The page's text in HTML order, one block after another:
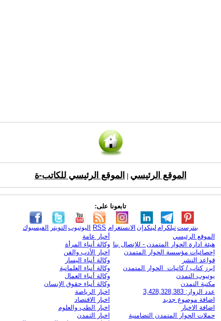
الموقع الرئيسي الموقع الرئيسي للكاتب-ة
تابعونا على:
الفيسبوك التويتر اليوتيوب RSS الانستغرام لينكدإن تيلكرامبنترست
الموقع الرئيسي
هيئة ادارة الحوار المتمدن - للإتصال بنا
إحصائيات مؤسسة الحوار المتمدن
قواعد النشر
ابرز كتاب / كاتبات الحوار المتمدن
يوتيوب التمدن
مكتبة التمدن
عدد الزوار: 3,428,328,383
اضافة موضوع جديد
اضافة الاخبار
حملات الحوار المتمدن التضامنية
أخبار عامة
وكالة أنباء المرأة
اخبار الأدب والفن
وكالة أنباء اليسار
وكالة أنباء العلمانية
وكالة أنباء العمال
وكالة أنباء حقوق الإنسان
اخبار الرياضة
اخبار الاقتصاد
اخبار الطب والعلوم
اخبار التمدن